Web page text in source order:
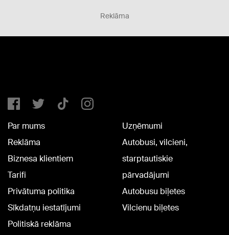
Reklāma
Par mums
Reklāma
Biznesa klientiem
Tarifi
Privātuma politika
Sīkdatņu iestatījumi
Politiskā reklāma
Uzņēmumi
Autobusi, vilcieni,
starptautiskie
pārvadājumi
Autobusu biļetes
Vilcienu biļetes